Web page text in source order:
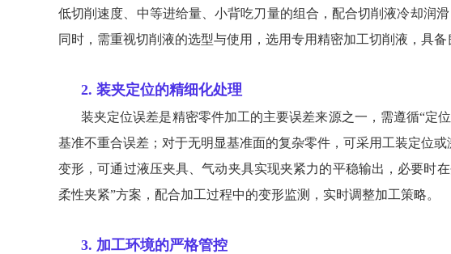
低切削速度、中等进给量、小背吃刀量的组合，配合切削液冷却润
同时，需重视切削液的选型与使用，选用专用精密加工切削液，具
2. 装夹定位的精细化处理
装夹定位误差是精密零件加工的主要误差来源之一，需遵循“定
基准不重合误差；对于无明显基准面的复杂零件，可采用工装定位
变形，可通过液压夹具、气动夹具实现夹紧力的平稳输出，必要时
柔性夹紧”方案，配合加工过程中的变形监测，实时调整加工策略。
3. 加工环境的严格管控